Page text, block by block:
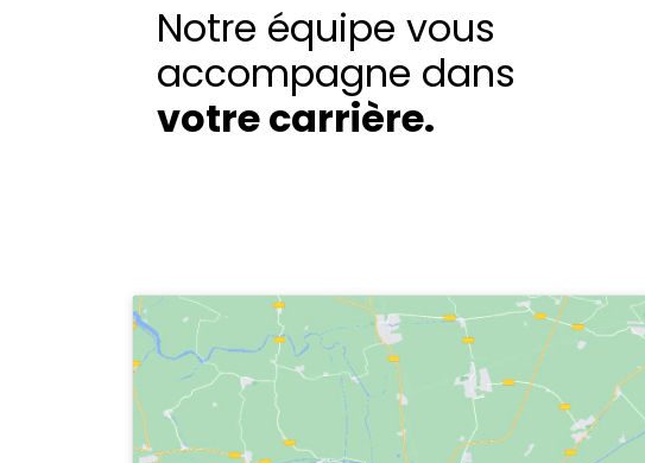
Notre équipe vous
accompagne dans
votre carrière.